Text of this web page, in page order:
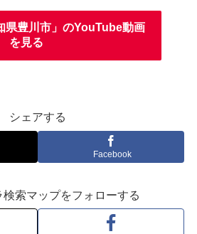
県豊川市」のYouTube動画
を見る
シェアする
Facebook
検索マップをフォローする